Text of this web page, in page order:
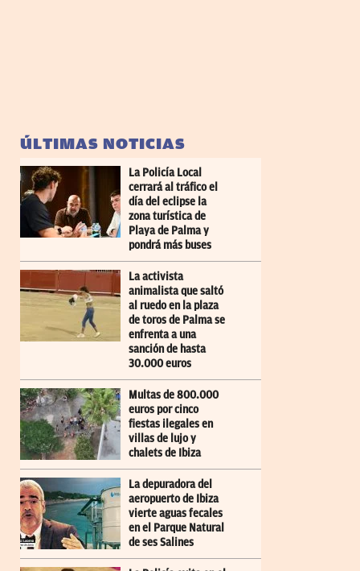
ÚLTIMAS NOTICIAS
La Policía Local
cerrará al tráfico el
día del eclipse la
zona turística de
Playa de Palma y
pondrá más buses
La activista
animalista que saltó
al ruedo en la plaza
de toros de Palma se
enfrenta a una
sanción de hasta
30.000 euros
Multas de 800.000
euros por cinco
fiestas ilegales en
villas de lujo y
chalets de Ibiza
La depuradora del
aeropuerto de Ibiza
vierte aguas fecales
en el Parque Natural
de ses Salines